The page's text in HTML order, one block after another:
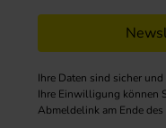
Ihre Daten sind sicher
Ihre Einwilligung können
Abmeldelink am Ende